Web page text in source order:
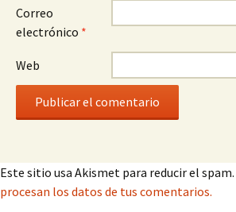
Correo
electrónico *
Web
Este sitio usa Akismet para reducir el spam.
procesan los datos de tus comentarios.